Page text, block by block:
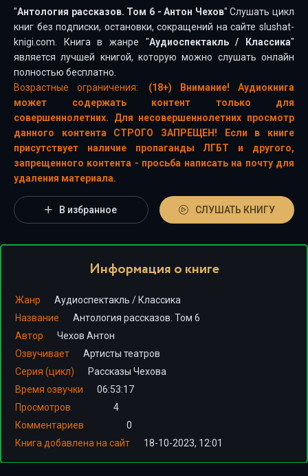
"Антология рассказов. Том 6 - Антон Чехов" Слушать цикл
книг без подписки, остановки, сокращений на сайте slushat-
knigi.com. Книга в жанре "Аудиоспектакль/ Классика"
является лучшей книгой, которую можно слушать онлайн
полностью бесплатно.
Возрастные ограничения:
(18+) Внимание! Аудиокнига
может содержать контент только для
совершеннолетних. Для несовершеннолетних просмотр
данного контента СТРОГО ЗАПРЕЩЕН! Если в книге
присутствует наличие пропаганды ЛГБТ и другого,
запрещенного контента - просьба написать на почту для
удаления материала.
В избранное СЛУШАТЬ КНИГУ
Информация о книге
Жанр Аудиоспектакль / Классика
Название
Антология рассказов. Том 6
Автор
Чехов Антон
Озвучивает
Артисты театров
Серия (цикл)
Рассказы Чехова
Время озвучки
06:53:17
Просмотров
4
Комментариев
0
Книга добавлена на сайт
18-10-2023, 12:01